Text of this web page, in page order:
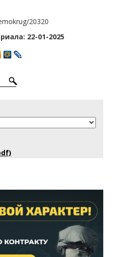
20320
22-01-2025